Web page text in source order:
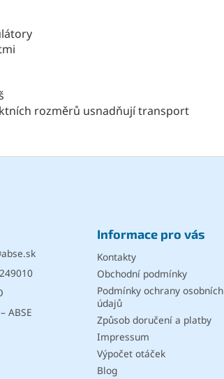
rozměrů usnadňují transport
abse.sk
ABSE
Informace pro vás
Kontakty
Obchodní podmínky
Podmínky ochrany osobních
údajů
Způsob doručení a platby
Impressum
Výpočet otáček
Blog